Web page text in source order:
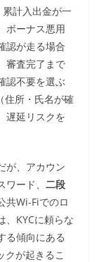
計入出金が一
ボーナス悪用
認が走る場合
審査完了まで
認不要を選ぶ
住所・氏名が確
遅延リスクを
が、アカウン
ード、 二段
共Wi-Fiでのロ
、KYCに頼らな
る傾向にある
クが起きるこ